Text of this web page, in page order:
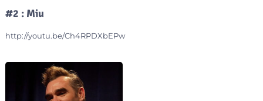
#2 : Miu
http://youtu.be/Ch4RPDXbEPw